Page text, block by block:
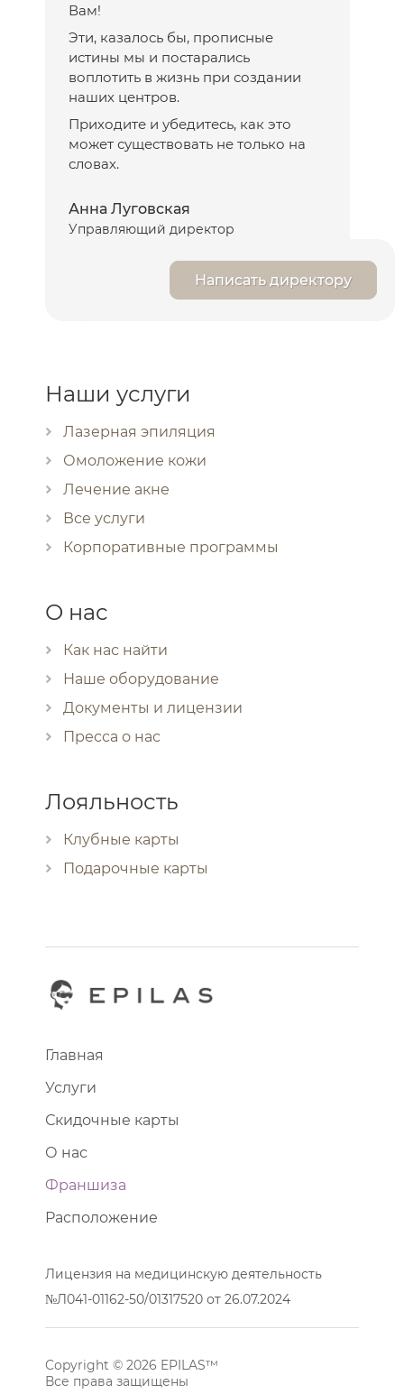
Вам!
Эти, казалось бы, прописные
истины мы и постарались
воплотить в жизнь при создании
наших центров.
Приходите и убедитесь, как это
может существовать не только на
словах.
Анна Луговская
Управляющий директор
Написать директору
Наши услуги
Лазерная эпиляция
Омоложение кожи
Лечение акне
Все услуги
Корпоративные программы
О нас
Как нас найти
Наше оборудование
Документы и лицензии
Пресса о нас
Лояльность
Клубные карты
Подарочные карты
Главная
Услуги
Скидочные карты
О нас
Франшиза
Расположение
Лицензия на медицинскую деятельность
№Л041-01162-50/01317520 от 26.07.2024
Copyright © 2026 EPILAS™
Все права защищены